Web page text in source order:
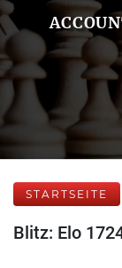
STARTSEITE
Blitz: Elo